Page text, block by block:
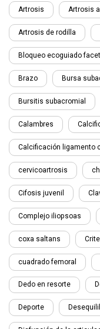
Artrosis Artrosis
Artrosis de rodilla
Bloqueo ecoguiado
Brazo Bursa
Bursitis subacromial
Calambres
Calcificación ligamento
cervicoartrosis
Cifosis juvenil
Complejo iliopsoas
coxa saltans
cuadrado femoral
Dedo en resorte
Deporte